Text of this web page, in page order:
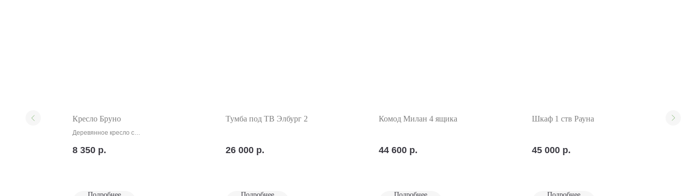
Кресло Бруно
Деревянное кресло с
8 350 р.
Тумба под ТВ Элбург 2
26 000 р.
Комод Милан 4 ящика
44 600 р.
Шкаф 1 ств Рауна
45 000 р.